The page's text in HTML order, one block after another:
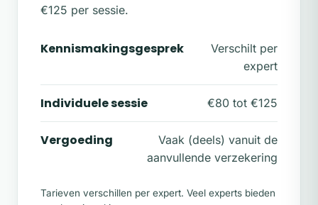
€125 per sessie.
Kennismakingsgesprek
Verschilt per
expert
Individuele sessie €80 tot €125
Vergoeding
Vaak (deels) vanuit de
aanvullende verzekering
Tarieven verschillen per expert. Veel experts bieden